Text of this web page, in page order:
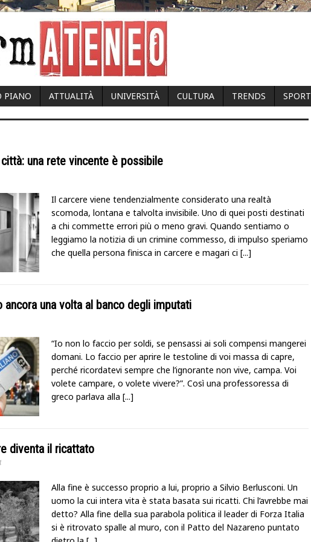
PIANO ATTUALITÀ UNIVERSITÀ CULTURA TRENDS SPORT
una rete vincente è possibile
Il carcere viene tendenzialmente considerato una realtà
scomoda, lontana e talvolta invisibile. Uno di quei posti destinati
a chi commette errori più o meno gravi. Quando sentiamo o
leggiamo la notizia di un crimine commesso, di impulso speriamo
che quella persona finisca in carcere e magari ci [...]
ancora una volta al banco degli imputati
“Io non lo faccio per soldi, se pensassi ai soli compensi mangerei
domani. Lo faccio per aprire le testoline di voi massa di capre,
perché ricordatevi sempre che l’ignorante non vive, campa. Voi
volete campare, o volete vivere?”. Così una professoressa di
greco parlava alla [...]
diventa il ricattato
Alla fine è successo proprio a lui, proprio a Silvio Berlusconi. Un
uomo la cui intera vita è stata basata sui ricatti. Chi l’avrebbe mai
detto? Alla fine della sua parabola politica il leader di Forza Italia
si è ritrovato spalle al muro, con il Patto del Nazareno puntato